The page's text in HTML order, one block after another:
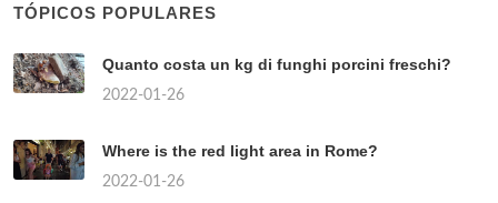
TÓPICOS POPULARES
Quanto costa un kg di funghi porcini freschi?
2022-01-26
Where is the red light area in Rome?
2022-01-26